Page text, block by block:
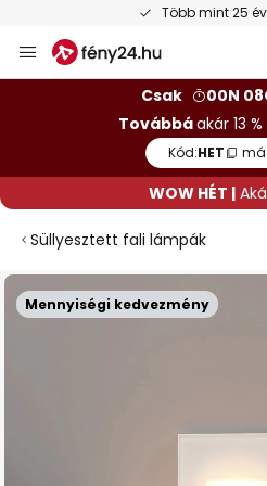
Több mint 25
Ugrás
a
Csak
00N
Továbbáakár 13
Kód:HET
WOW HÉT |
Süllyesztett fali lámpák
Mennyiségi kedvezmény
Ugrás